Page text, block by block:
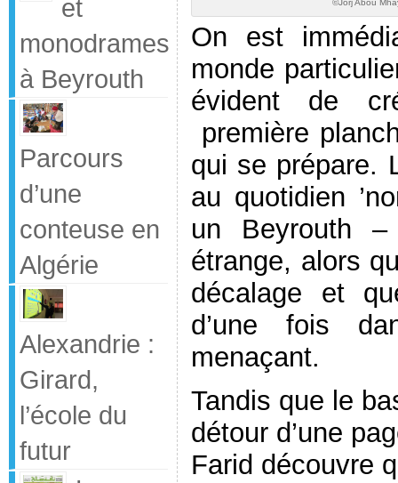
et
monodrames
à Beyrouth
Parcours
d’une
conteuse en
Algérie
Alexandrie :
Girard,
l’école du
futur
©Jorj Abou
On est
monde
évident de
première
qui se prépare.
au quotidien
un Beyrouth –
étrange, alors
décalage et
d’une fois
menaçant.
Tandis que le
détour d’une
Farid découvre